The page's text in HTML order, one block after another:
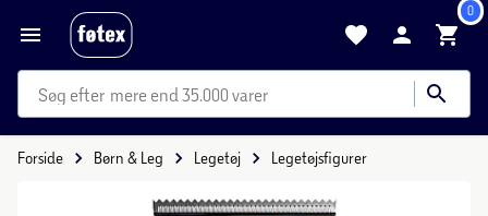
0
mere end 35.000 varer
Forside Børn & Leg Legetøj Legetøjsfigurer